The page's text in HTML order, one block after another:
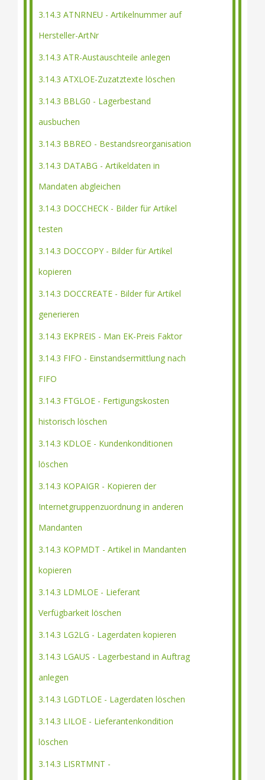
3.14.3 ATNRNEU - Artikelnummer auf
Hersteller-ArtNr
3.14.3 ATR-Austauschteile anlegen
3.14.3 ATXLOE-Zuzatztexte löschen
3.14.3 BBLG0 - Lagerbestand
ausbuchen
3.14.3 BBREO - Bestandsreorganisation
3.14.3 DATABG - Artikeldaten in
Mandaten abgleichen
3.14.3 DOCCHECK - Bilder für Artikel
testen
3.14.3 DOCCOPY - Bilder für Artikel
kopieren
3.14.3 DOCCREATE - Bilder für Artikel
generieren
3.14.3 EKPREIS - Man EK-Preis Faktor
3.14.3 FIFO - Einstandsermittlung nach
FIFO
3.14.3 FTGLOE - Fertigungskosten
historisch löschen
3.14.3 KDLOE - Kundenkonditionen
löschen
3.14.3 KOPAIGR - Kopieren der
Internetgruppenzuordnung in anderen
Mandanten
3.14.3 KOPMDT - Artikel in Mandanten
kopieren
3.14.3 LDMLOE - Lieferant
Verfügbarkeit löschen
3.14.3 LG2LG - Lagerdaten kopieren
3.14.3 LGAUS - Lagerbestand in Auftrag
anlegen
3.14.3 LGDTLOE - Lagerdaten löschen
3.14.3 LILOE - Lieferantenkondition
löschen
3.14.3 LISRTMNT -